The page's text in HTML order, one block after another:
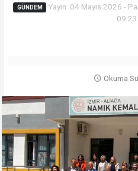
GÜNDEM
Yayın: 04 Mayıs 2026 -
Okuma